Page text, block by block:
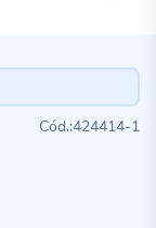
424414-1